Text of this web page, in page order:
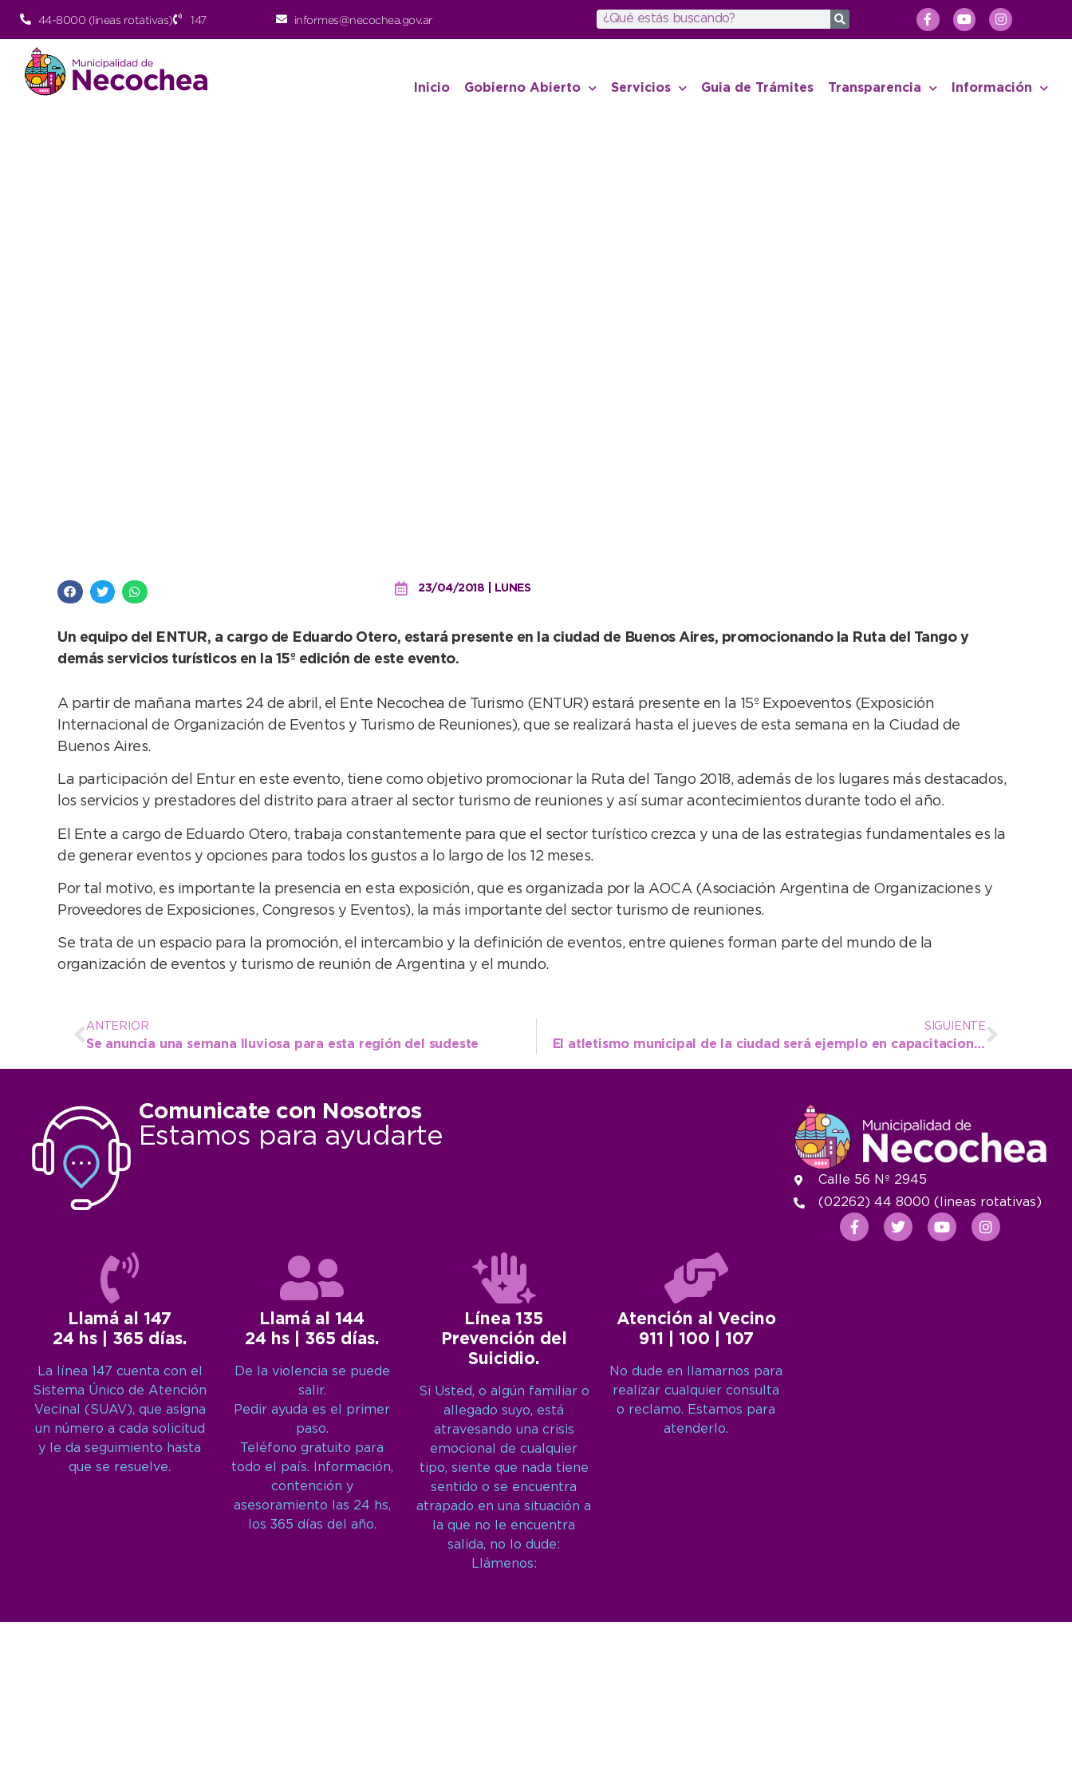
44-8000 (lineas rotativas) 147 informes@necochea.gov.ar
Inicio Gobierno Abierto Servicios Guia de Trámites Transparencia Información
23/04/2018 | LUNES
Un equipo del ENTUR, a cargo de Eduardo Otero, estará presente en la ciudad de Buenos Aires, promocionando la Ruta del Tango y
demás servicios turísticos en la 15º edición de este evento.
A partir de mañana martes 24 de abril, el Ente Necochea de Turismo (ENTUR) estará presente en la 15º Expoeventos (Exposición
Internacional de Organización de Eventos y Turismo de Reuniones), que se realizará hasta el jueves de esta semana en la Ciudad de
Buenos Aires.
La participación del Entur en este evento, tiene como objetivo promocionar la Ruta del Tango 2018, además de los lugares más destacados,
los servicios y prestadores del distrito para atraer al sector turismo de reuniones y así sumar acontecimientos durante todo el año.
El Ente a cargo de Eduardo Otero, trabaja constantemente para que el sector turístico crezca y una de las estrategias fundamentales es la
de generar eventos y opciones para todos los gustos a lo largo de los 12 meses.
Por tal motivo, es importante la presencia en esta exposición, que es organizada por la AOCA (Asociación Argentina de Organizaciones y
Proveedores de Exposiciones, Congresos y Eventos), la más importante del sector turismo de reuniones.
Se trata de un espacio para la promoción, el intercambio y la definición de eventos, entre quienes forman parte del mundo de la
organización de eventos y turismo de reunión de Argentina y el mundo.
ANTERIOR
Se anuncia una semana lluviosa para esta región del sudeste
SIGUIENTE
El atletismo municipal de la ciudad será ejemplo en capacitaciones regionales
Comunicate con Nosotros
Estamos para ayudarte
Llamá al 147
24 hs | 365 días.
La línea 147 cuenta con el
Sistema Único de Atención
Vecinal (SUAV), que asigna
un número a cada solicitud
y le da seguimiento hasta
que se resuelve.
Llamá al 144
24 hs | 365 días.
De la violencia se puede
salir.
Pedir ayuda es el primer
paso.
Teléfono gratuito para
todo el país. Información,
contención y
asesoramiento las 24 hs,
los 365 días del año.
Línea 135
Prevención del
Suicidio.
Si Usted, o algún familiar o
allegado suyo, está
atravesando una crisis
emocional de cualquier
tipo, siente que nada tiene
sentido o se encuentra
atrapado en una situación a
la que no le encuentra
salida, no lo dude:
Llámenos:
Atención al Vecino
911 | 100 | 107
No dude en llamarnos para
realizar cualquier consulta
o reclamo. Estamos para
atenderlo.
Calle 56 Nº 2945
(02262) 44 8000 (lineas rotativas)